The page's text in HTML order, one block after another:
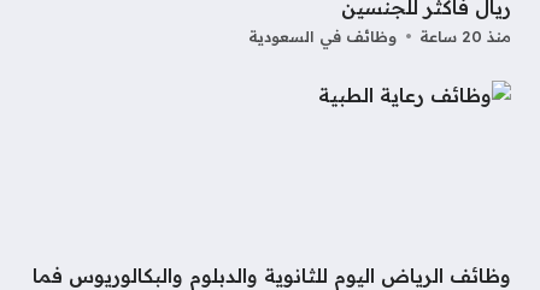
ريال فاكثر للجنسين
منذ 20 ساعة وظائف في السعودية
وظائف الرياض اليوم للثانوية والدبلوم والبكالوريوس فما